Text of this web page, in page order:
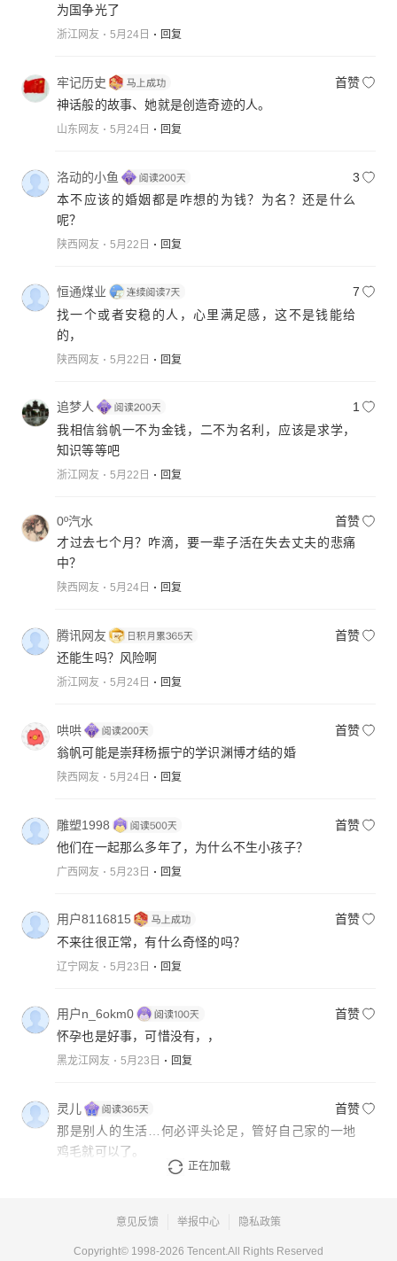
为国争光了
浙江网友 5月24日 回复
牢记历史
首赞
神话般的故事、她就是创造奇迹的人。
山东网友 5月24日 回复
洛动的小鱼
3
本不应该的婚姻都是咋想的为钱？为名？还是什么
呢？
陕西网友 5月22日 回复
恒通煤业
7
找一个或者安稳的人，心里满足感，这不是钱能给
的，
陕西网友 5月22日 回复
追梦人
1
我相信翁帆一不为金钱，二不为名利，应该是求学，
知识等等吧
浙江网友 5月22日 回复
0º汽水
首赞
才过去七个月？咋滴，要一辈子活在失去丈夫的悲痛
中？
陕西网友 5月24日 回复
腾讯网友
首赞
还能生吗？风险啊
浙江网友 5月24日 回复
哄哄
首赞
翁帆可能是崇拜杨振宁的学识渊博才结的婚
陕西网友 5月24日 回复
雕塑1998
首赞
他们在一起那么多年了，为什么不生小孩子？
广西网友 5月23日 回复
用户8116815
首赞
不来往很正常，有什么奇怪的吗？
辽宁网友 5月23日 回复
用户n_6okm0
首赞
怀孕也是好事，可惜没有，，
黑龙江网友 5月23日 回复
灵儿
首赞
那是别人的生活…何必评头论足，管好自己家的一地
鸡毛就可以了。
回复
正在加载
意见反馈 举报中心 隐私政策
Copyright© 1998-2026 Tencent.All Rights Reserved